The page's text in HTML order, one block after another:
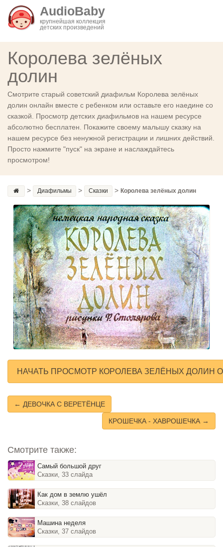
AudioBaby
крупнейшая коллекция
детских произведений
Королева зелёных
долин
Смотрите старый советский диафильм Королева зелёных
долин онлайн вместе с ребенком или оставьте его наедине со
сказкой. Просмотр детских диафильмов на нашем ресурсе
абсолютно бесплатен. Покажите своему малышу сказку на
нашем ресурсе без ненужной регистрации и лишних действий.
Просто нажмите "пуск" на экране и наслаждайтесь
просмотром!
> Диафильмы > Сказки > Королева зелёных долин
НАЧАТЬ ПРОСМОТР КОРОЛЕВА ЗЕЛЁНЫХ ДОЛИН
← ДЕВОЧКА С ВЕРЕТЁНЦЕ
КРОШЕЧКА - ХАВРОШЕЧКА →
Смотрите также:
Самый большой друг
Сказки, 33 слайда
Как дом в землю ушёл
Сказки, 38 слайдов
Машина неделя
Сказки, 37 слайдов